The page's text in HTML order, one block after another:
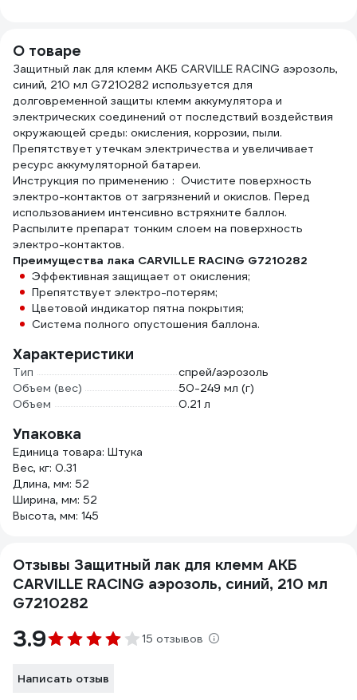
О товаре
Защитный лак для клемм АКБ CARVILLE RACING аэрозоль,
синий, 210 мл G7210282 используется для
долговременной защиты клемм аккумулятора и
электрических соединений от последствий воздействия
окружающей среды: окисления, коррозии, пыли.
Препятствует утечкам электричества и увеличивает
ресурс аккумуляторной батареи.
Инструкция по применению : Очистите поверхность
электро-контактов от загрязнений и окислов. Перед
использованием интенсивно встряхните баллон.
Распылите препарат тонким слоем на поверхность
электро-контактов.
Преимущества лака CARVILLE RACING G7210282
Эффективная защищает от окисления;
Препятствует электро-потерям;
Цветовой индикатор пятна покрытия;
Система полного опустошения баллона.
Характеристики
Тип
спрей/аэрозоль
Объем (вес)
50-249 мл (г)
Объем
0.21 л
Упаковка
Единица товара: Штука
Вес, кг: 0.31
Длина, мм: 52
Ширина, мм: 52
Высота, мм: 145
Отзывы Защитный лак для клемм АКБ
CARVILLE RACING аэрозоль, синий, 210 мл
G7210282
3.9 15 отзывов
Написать отзыв